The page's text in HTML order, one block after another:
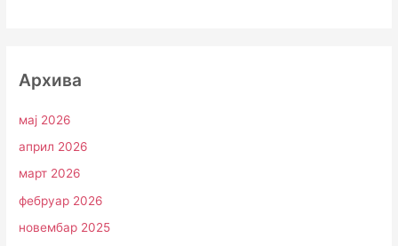
Архива
мај 2026
април 2026
март 2026
фебруар 2026
новембар 2025